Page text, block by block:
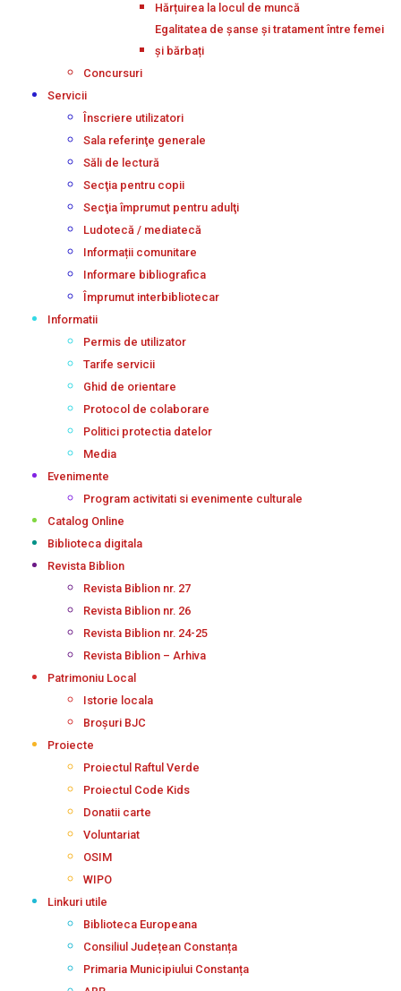
Hărțuirea la locul de muncă
Egalitatea de șanse și tratament între femei
și bărbați
Concursuri
Servicii
Înscriere utilizatori
Sala referinţe generale
Săli de lectură
Secţia pentru copii
Secţia împrumut pentru adulţi
Ludotecă / mediatecă
Informații comunitare
Informare bibliografica
Împrumut interbibliotecar
Informatii
Permis de utilizator
Tarife servicii
Ghid de orientare
Protocol de colaborare
Politici protectia datelor
Media
Evenimente
Program activitati si evenimente culturale
Catalog Online
Biblioteca digitala
Revista Biblion
Revista Biblion nr. 27
Revista Biblion nr. 26
Revista Biblion nr. 24-25
Revista Biblion – Arhiva
Patrimoniu Local
Istorie locala
Broșuri BJC
Proiecte
Proiectul Raftul Verde
Proiectul Code Kids
Donatii carte
Voluntariat
OSIM
WIPO
Linkuri utile
Biblioteca Europeana
Consiliul Județean Constanța
Primaria Municipiului Constanța